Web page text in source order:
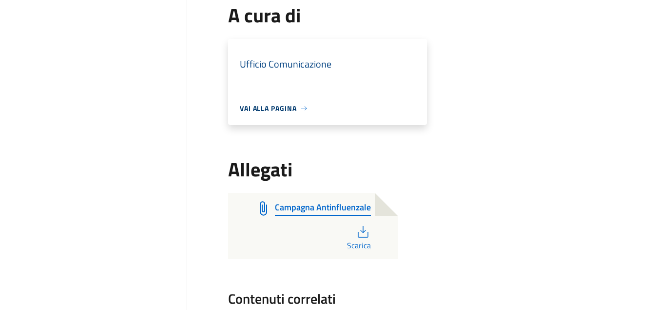
A cura di
Ufficio Comunicazione
VAI ALLA PAGINA
Allegati
Campagna Antinfluenzale
Scarica
Contenuti correlati